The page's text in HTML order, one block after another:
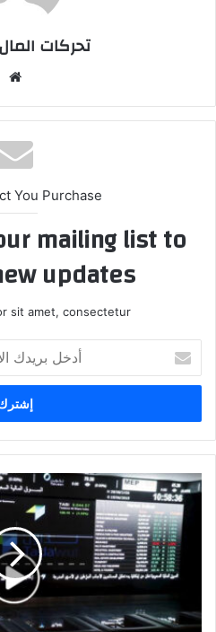
تحركات
You Purchase
mailing list to
updates!
sit amet, consectetur.
بريدك
الإلكتروني
ارتفاع
الأسهم
السعودية
التداول؛
السوق